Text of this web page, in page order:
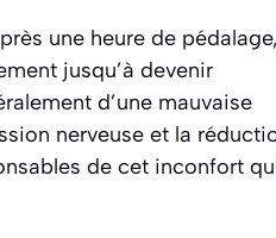
une heure de
jusqu’à devenir
d’une mauvaise
nerveuse et la
de cet inconfort